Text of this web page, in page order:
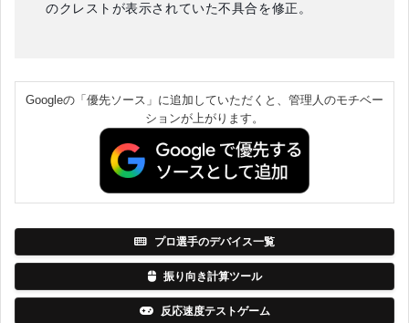
のクレストが表示されていた不具合を修正。
Googleの「優先ソース」に追加していただくと、管理人のモチベー
ションが上がります。
プロ選手のデバイス一覧
振り向き計算ツール
反応速度テストゲーム